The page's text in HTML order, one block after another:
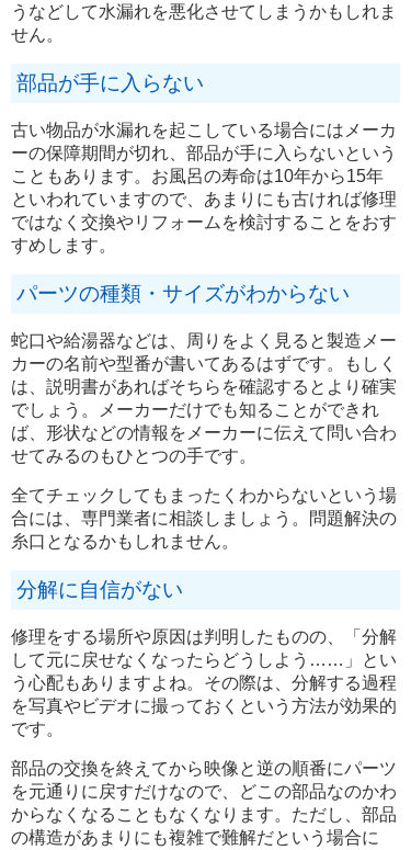
うなどして水漏れを悪化させてしまうかもしれま
せん。
部品が手に入らない
古い物品が水漏れを起こしている場合にはメーカ
ーの保障期間が切れ、部品が手に入らないという
こともあります。お風呂の寿命は10年から15年
といわれていますので、あまりにも古ければ修理
ではなく交換やリフォームを検討することをおす
すめします。
パーツの種類・サイズがわからない
蛇口や給湯器などは、周りをよく見ると製造メー
カーの名前や型番が書いてあるはずです。もしく
は、説明書があればそちらを確認するとより確実
でしょう。メーカーだけでも知ることができれ
ば、形状などの情報をメーカーに伝えて問い合わ
せてみるのもひとつの手です。
全てチェックしてもまったくわからないという場
合には、専門業者に相談しましょう。問題解決の
糸口となるかもしれません。
分解に自信がない
修理をする場所や原因は判明したものの、「分解
して元に戻せなくなったらどうしよう……」とい
う心配もありますよね。その際は、分解する過程
を写真やビデオに撮っておくという方法が効果的
です。
部品の交換を終えてから映像と逆の順番にパーツ
を元通りに戻すだけなので、どこの部品なのかわ
からなくなることもなくなります。ただし、部品
の構造があまりにも複雑で難解だという場合に